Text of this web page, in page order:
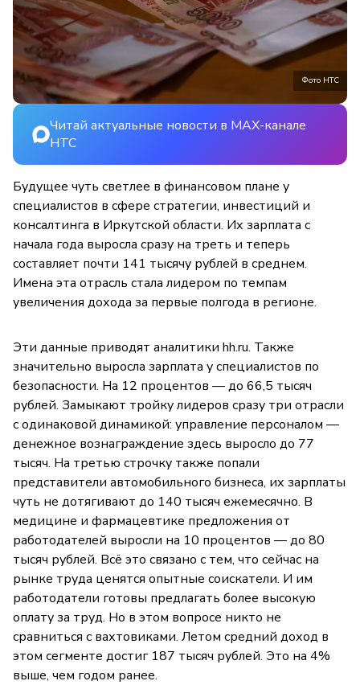
Фото НТС
Читай актуальные новости в MAX-канале
НТС
Будущее чуть светлее в финансовом плане у
специалистов в сфере стратегии, инвестиций и
консалтинга в Иркутской области. Их зарплата с
начала года выросла сразу на треть и теперь
составляет почти 141 тысячу рублей в среднем.
Имена эта отрасль стала лидером по темпам
увеличения дохода за первые полгода в регионе.
Эти данные приводят аналитики hh.ru. Также
значительно выросла зарплата у специалистов по
безопасности. На 12 процентов — до 66,5 тысяч
рублей. Замыкают тройку лидеров сразу три отрасли
с одинаковой динамикой: управление персоналом —
денежное вознаграждение здесь выросло до 77
тысяч. На третью строчку также попали
представители автомобильного бизнеса, их зарплаты
чуть не дотягивают до 140 тысяч ежемесячно. В
медицине и фармацевтике предложения от
работодателей выросли на 10 процентов — до 80
тысяч рублей. Всё это связано с тем, что сейчас на
рынке труда ценятся опытные соискатели. И им
работодатели готовы предлагать более высокую
оплату за труд. Но в этом вопросе никто не
сравниться с вахтовиками. Летом средний доход в
этом сегменте достиг 187 тысяч рублей. Это на 4%
выше, чем годом ранее.